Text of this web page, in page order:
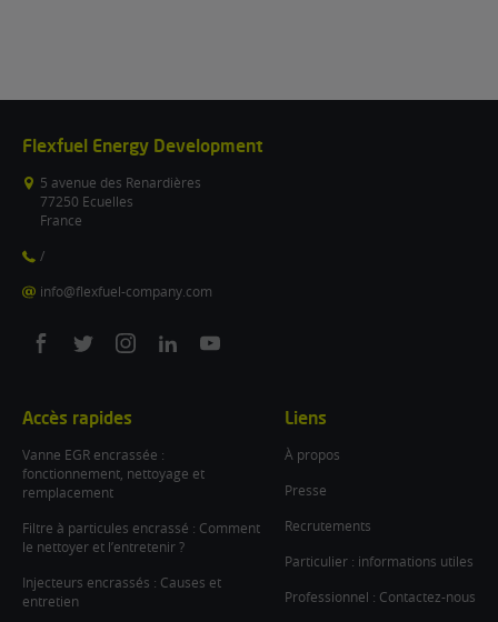
Flexfuel Energy Development
5 avenue des Renardières
77250 Ecuelles
France
/
info@flexfuel-company.com
On
On
On
On
On
Accès rapides
Vanne EGR encrassée :
fonctionnement, nettoyage et
remplacement
Filtre à particules encrassé : Comment
le nettoyer et l’entretenir ?
Injecteurs encrassés : Causes et
entretien
Liens
À propos
Presse
Recrutements
Particulier : informations utiles
Professionnel : Contactez-nous